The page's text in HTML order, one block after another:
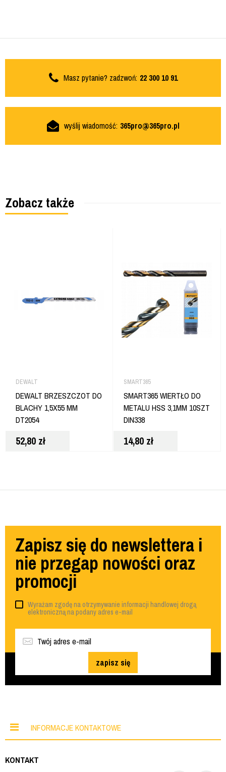
Masz pytanie? zadzwoń: 22 300 10 91
wyślij wiadomość: 365pro@365pro.pl
Zobacz także
DEWALT
DEWALT BRZESZCZOT DO
BLACHY 1,5X55 MM
DT2054
52,80 zł
SMART365
SMART365 WIERTŁO DO
METALU HSS 3,1MM 10SZT
DIN338
14,80 zł
Zapisz się do newslettera i
nie przegap nowości oraz
promocji
Wyrażam zgodę na otrzymywanie informacji handlowej drogą
elektroniczną na podany adres e-mail
zapisz się
INFORMACJE KONTAKTOWE
KONTAKT